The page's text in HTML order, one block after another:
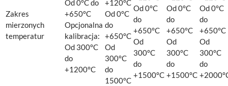
Zakres
mierzonych
temperatur
Od 0°C do
+650°C
Opcjonalna
kalibracja:
Od 300°C
do
+1200°C
+120°C
Od 0°C
do
+650°C
Od
300°C
do
1500°C
Od 0°C
do
+650°C
Od
300°C
do
+1500°C
Od 0°C
do
+650°C
Od
300°C
do
+1500°C
Od 0°C
do
+650°C
Od
300°C
do